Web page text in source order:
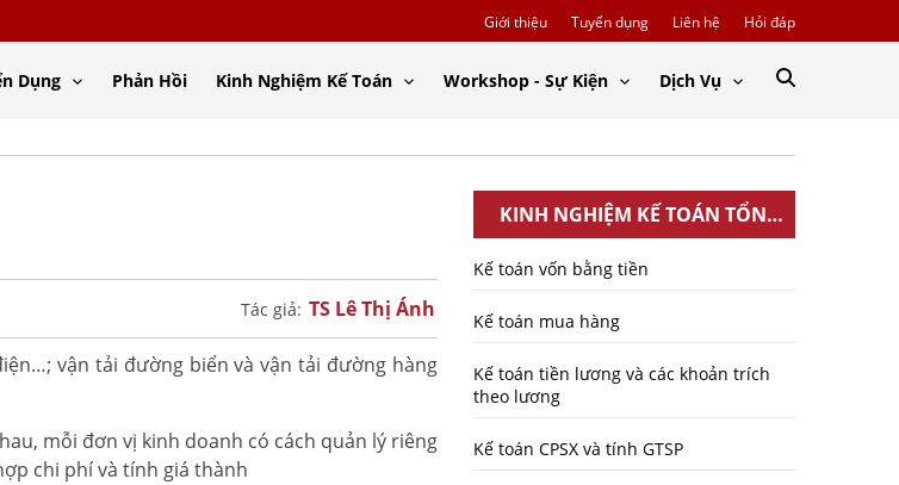
Giới thiệu Tuyển dụng Liên hệ Hỏi đáp
Dụng Phản Hồi Kinh Nghiệm Kế Toán Workshop - Sự Kiện Dịch Vụ
Tác giả: TS Lê Thị Ánh
vận tải đường biển và vận tải đường hàng
mỗi đơn vị kinh doanh có cách quản lý riêng
chi phí và tính giá thành
KINH NGHIỆM KẾ TOÁN TỔNG
HỢP
Kế toán vốn bằng tiền
Kế toán mua hàng
Kế toán tiền lương và các khoản trích
theo lương
Kế toán CPSX và tính GTSP